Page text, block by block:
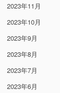
2023年11月
2023年10月
2023年9月
2023年8月
2023年7月
2023年6月